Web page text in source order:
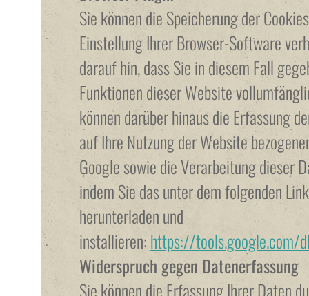
Sie können die Speicherung der
Einstellung Ihrer Browser-Software
darauf hin, dass Sie in diesem Fall
Funktionen dieser Website
können darüber hinaus die Erfassung
auf Ihre Nutzung der Website
Google sowie die Verarbeitung dieser
indem Sie das unter dem folgenden
herunterladen und
installieren:https://tools.google.com/
Widerspruch gegen Datenerfassung
Sie können die Erfassung Ihrer Daten